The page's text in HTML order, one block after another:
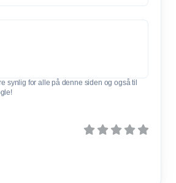
synlig for alle på denne siden og også til